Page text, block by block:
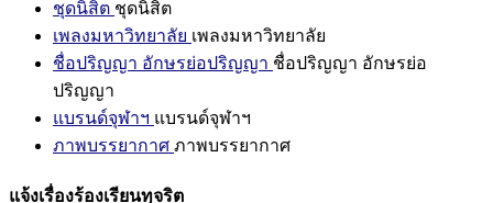
ชุดนิสิต ชุดนิสิต
เพลงมหาวิทยาลัย เพลงมหาวิทยาลัย
ชื่อปริญญา อักษรย่อปริญญา ชื่อปริญญา อักษรย่อ
ปริญญา
แบรนด์จุฬาฯ แบรนด์จุฬาฯ
ภาพบรรยากาศ ภาพบรรยากาศ
แจ้งเรื่องร้องเรียนทุจริต